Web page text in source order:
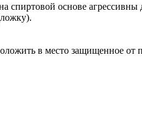
спиртовой основе агрессивны
в место защищенное